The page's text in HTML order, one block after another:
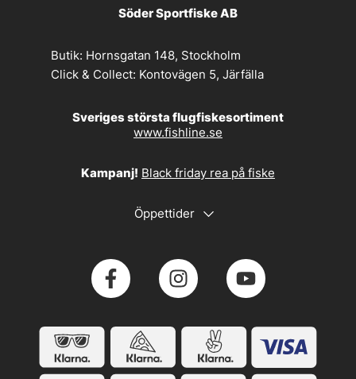
Söder Sportfiske AB
Butik: Hornsgatan 148, Stockholm
Click & Collect: Kontovägen 5, Järfälla
Sveriges största flugfiskesortiment
www.fishline.se
Kampanj! Black friday rea på fiske
Öppettider